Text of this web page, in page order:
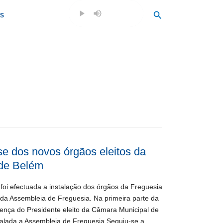
Search
dos novos órgãos eleitos da
Belém
efectuada a instalação dos órgãos da Freguesia
Assembleia de Freguesia. Na primeira parte da
do Presidente eleito da Câmara Municipal de
a Assembleia de Freguesia.Seguiu-se a